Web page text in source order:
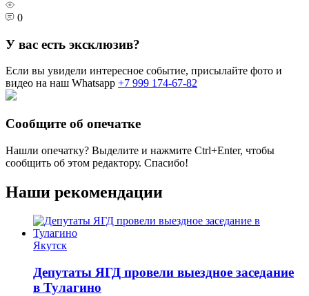
0
У вас есть эксклюзив?
Если вы увидели интересное событие, присылайте фото и
видео на наш Whatsapp +7 999 174-67-82
Сообщите об опечатке
Нашли опечатку? Выделите и нажмите Ctrl+Enter, чтобы
сообщить об этом редактору. Спасибо!
Наши рекомендации
Якутск
Депутаты ЯГД провели выездное заседание
в Тулагино